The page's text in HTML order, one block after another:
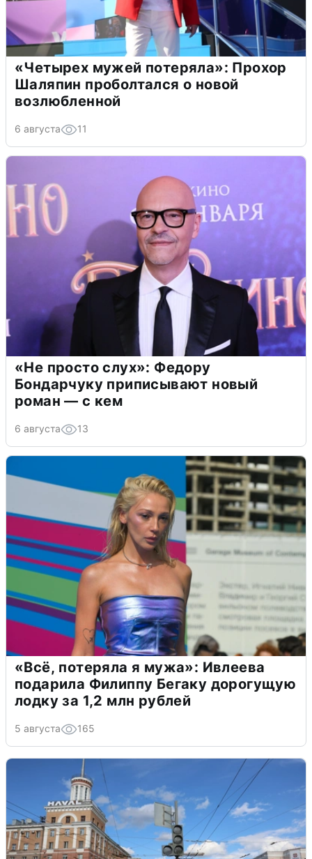
«Четырех мужей потеряла»: Прохор
Шаляпин проболтался о новой
возлюбленной
6 августа 11
«Не просто слух»: Федору
Бондарчуку приписывают новый
роман — с кем
6 августа 13
«Всё, потеряла я мужа»: Ивлеева
подарила Филиппу Бегаку дорогущую
лодку за 1,2 млн рублей
5 августа 165